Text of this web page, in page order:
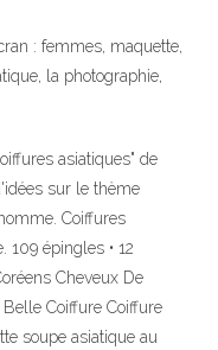
: femmes, maquette,
la photographie,
asiatiques" de
sur le thème
Coiffures
109 épingles • 12
Cheveux De
Coiffure Coiffure
soupe asiatique au